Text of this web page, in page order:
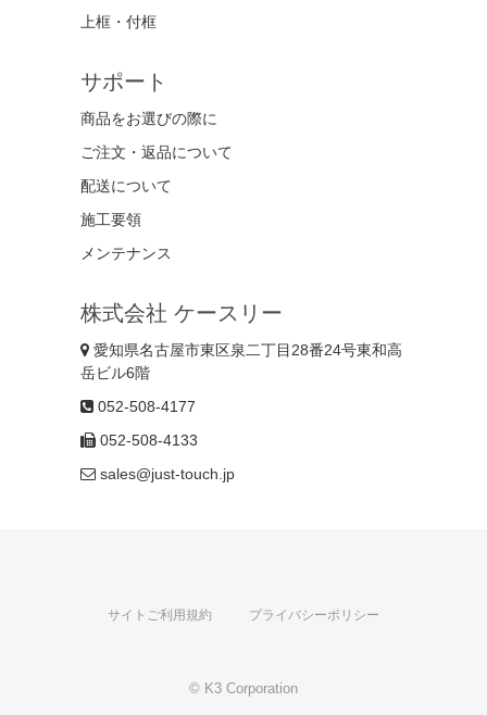
上框・付框
サポート
商品をお選びの際に
ご注文・返品について
配送について
施工要領
メンテナンス
株式会社 ケースリー
愛知県名古屋市東区泉二丁目28番24号東和高
岳ビル6階
052-508-4177
052-508-4133
sales@just-touch.jp
サイトご利用規約 プライバシーポリシー
© K3 Corporation